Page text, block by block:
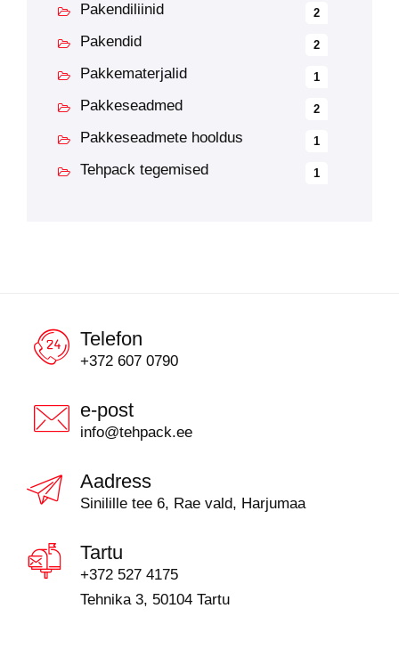
Pakendiliinid 2
Pakendid 2
Pakkematerjalid 1
Pakkeseadmed 2
Pakkeseadmete hooldus 1
Tehpack tegemised 1
Telefon
+372 607 0790
e-post
info@tehpack.ee
Aadress
Sinilille tee 6, Rae vald, Harjumaa
Tartu
+372 527 4175
Tehnika 3, 50104 Tartu